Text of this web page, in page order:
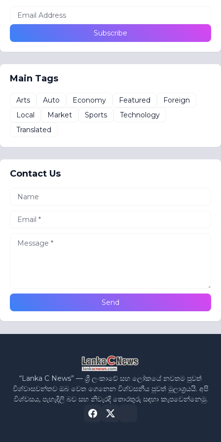
Main Tags
Arts Auto Economy Featured
Foreign
Local
Market Sports
Technology
Translated
Contact Us
“Lanka C News” — ශ්‍රී ලංකාවේ සහ ලෝකයේ නවතම පුවත්
විශ්වාසවන්තව ඔබ වෙත ගෙනෙන විශ්වසනීය පුවත් මූලාශ්‍රයයි. අපි
විශ්වසය, පැහැදිලි බව සහ නිවැරදි තොරතුරු සඳහා කැපවෙන්නෙමු.